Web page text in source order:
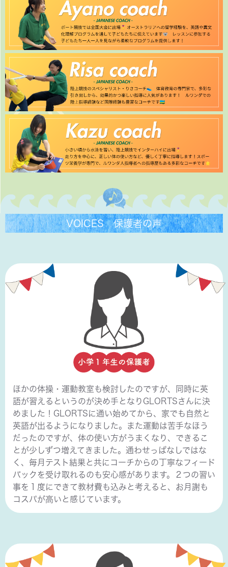
VOICES 保護者の声
ほかの体操・運動教室も検討したのですが、同時に英
語が習えるというのが決め手となりGLORTSさんに決
めました！GLORTSに通い始めてから、家でも自然と
英語が出るようになりました。また運動は苦手なほう
だったのですが、体の使い方がうまくなり、できるこ
とが少しずつ増えてきました。通わせっぱなしではな
く、毎月テスト結果と共にコーチからの丁寧なフィード
バックを受け取れるのも安心感があります。２つの習い
事を１度にできて教材費も込みと考えると、お月謝も
コスパが高いと感じています。